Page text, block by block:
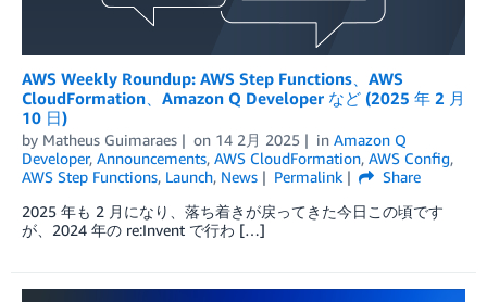
AWS Weekly Roundup: AWS Step Functions、AWS
CloudFormation、Amazon Q Developer など (2025 年 2 月
10 日)
by Matheus Guimaraes on 14 2月 2025 in Amazon Q
Developer, Announcements, AWS CloudFormation, AWS Config,
AWS Step Functions, Launch, News Permalink
Share
2025 年も 2 月になり、落ち着きが戻ってきた今日この頃です
が、2024 年の re:Invent で行わ […]